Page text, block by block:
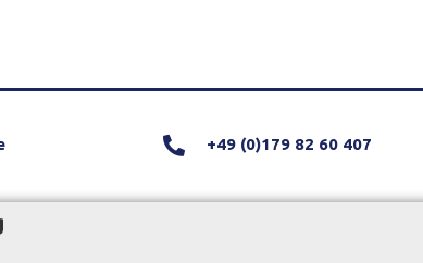
+49 (0)179 82 60 407